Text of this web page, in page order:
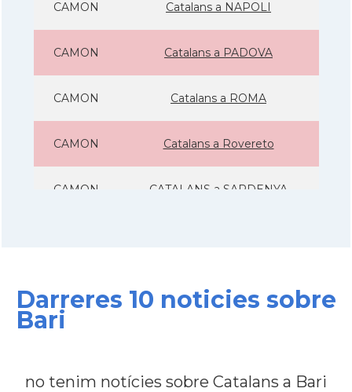
CAMON Catalans a NAPOLI
CAMON Catalans a PADOVA
CAMON Catalans a ROMA
CAMON Catalans a Rovereto
CAMON CATALANS a SARDENYA
CAMON
Darreres 10 noticies sobre
Bari
no tenim notícies sobre Catalans a Bari